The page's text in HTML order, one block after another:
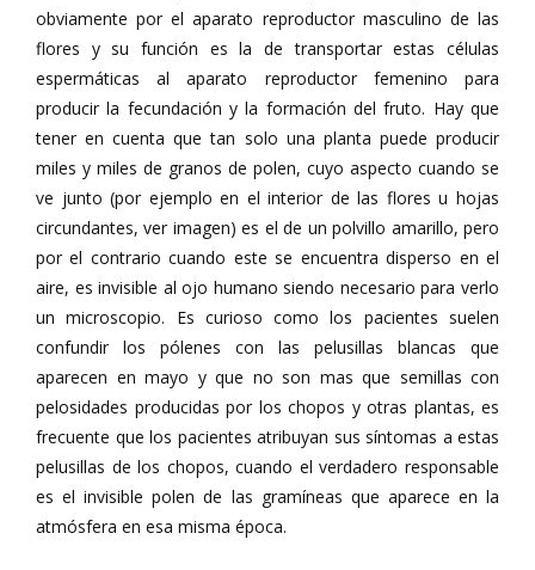
obviamente por el aparato reproductor masculino de las
flores y su función es la de transportar estas células
espermáticas al aparato reproductor femenino para
producir la fecundación y la formación del fruto. Hay que
tener en cuenta que tan solo una planta puede producir
miles y miles de granos de polen, cuyo aspecto cuando se
ve junto (por ejemplo en el interior de las flores u hojas
circundantes, ver imagen) es el de un polvillo amarillo, pero
por el contrario cuando este se encuentra disperso en el
aire, es invisible al ojo humano siendo necesario para verlo
un microscopio. Es curioso como los pacientes suelen
confundir los pólenes con las pelusillas blancas que
aparecen en mayo y que no son mas que semillas con
pelosidades producidas por los chopos y otras plantas, es
frecuente que los pacientes atribuyan sus síntomas a estas
pelusillas de los chopos, cuando el verdadero responsable
es el invisible polen de las gramíneas que aparece en la
atmósfera en esa misma época.